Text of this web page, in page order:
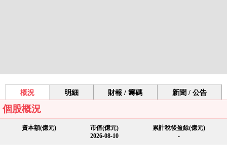
概況 明細 財報 / 籌碼 新聞 / 公告
個股概況
資本額(億元)
市值(億元)
2026-08-10
累計稅後盈餘(億元)
-